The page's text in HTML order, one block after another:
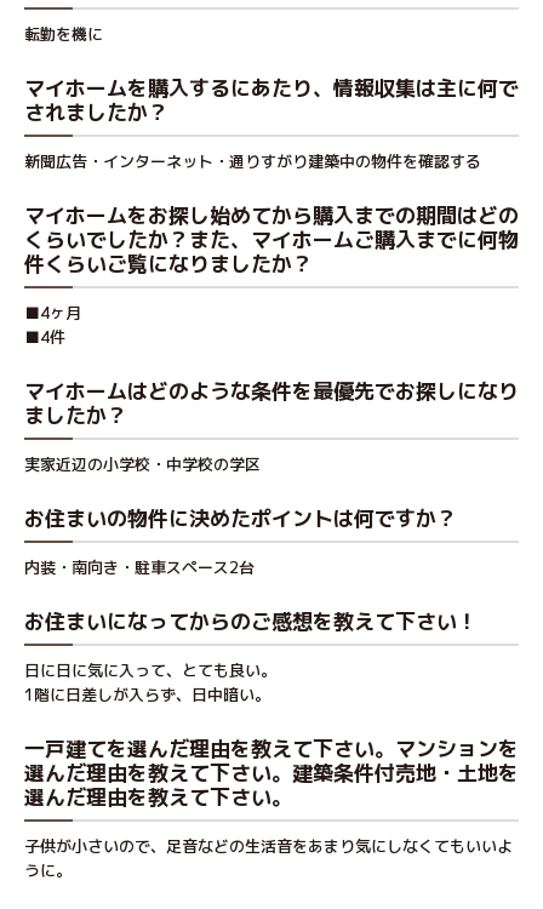
転勤を機に
マイホームを購入するにあたり、情報収集は主に何で
されましたか？
新聞広告・インターネット・通りすがり建築中の物件を確認する
マイホームをお探し始めてから購入までの期間はどの
くらいでしたか？また、マイホームご購入までに何物
件くらいご覧になりましたか？
■4ヶ月
■4件
マイホームはどのような条件を最優先でお探しになり
ましたか？
実家近辺の小学校・中学校の学区
お住まいの物件に決めたポイントは何ですか？
内装・南向き・駐車スペース2台
お住まいになってからのご感想を教えて下さい！
日に日に気に入って、とても良い。
1階に日差しが入らず、日中暗い。
一戸建てを選んだ理由を教えて下さい。マンションを
選んだ理由を教えて下さい。建築条件付売地・土地を
選んだ理由を教えて下さい。
子供が小さいので、足音などの生活音をあまり気にしなくてもいいよ
うに。